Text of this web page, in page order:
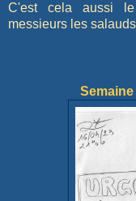
C'est cela aussi
messieurs les